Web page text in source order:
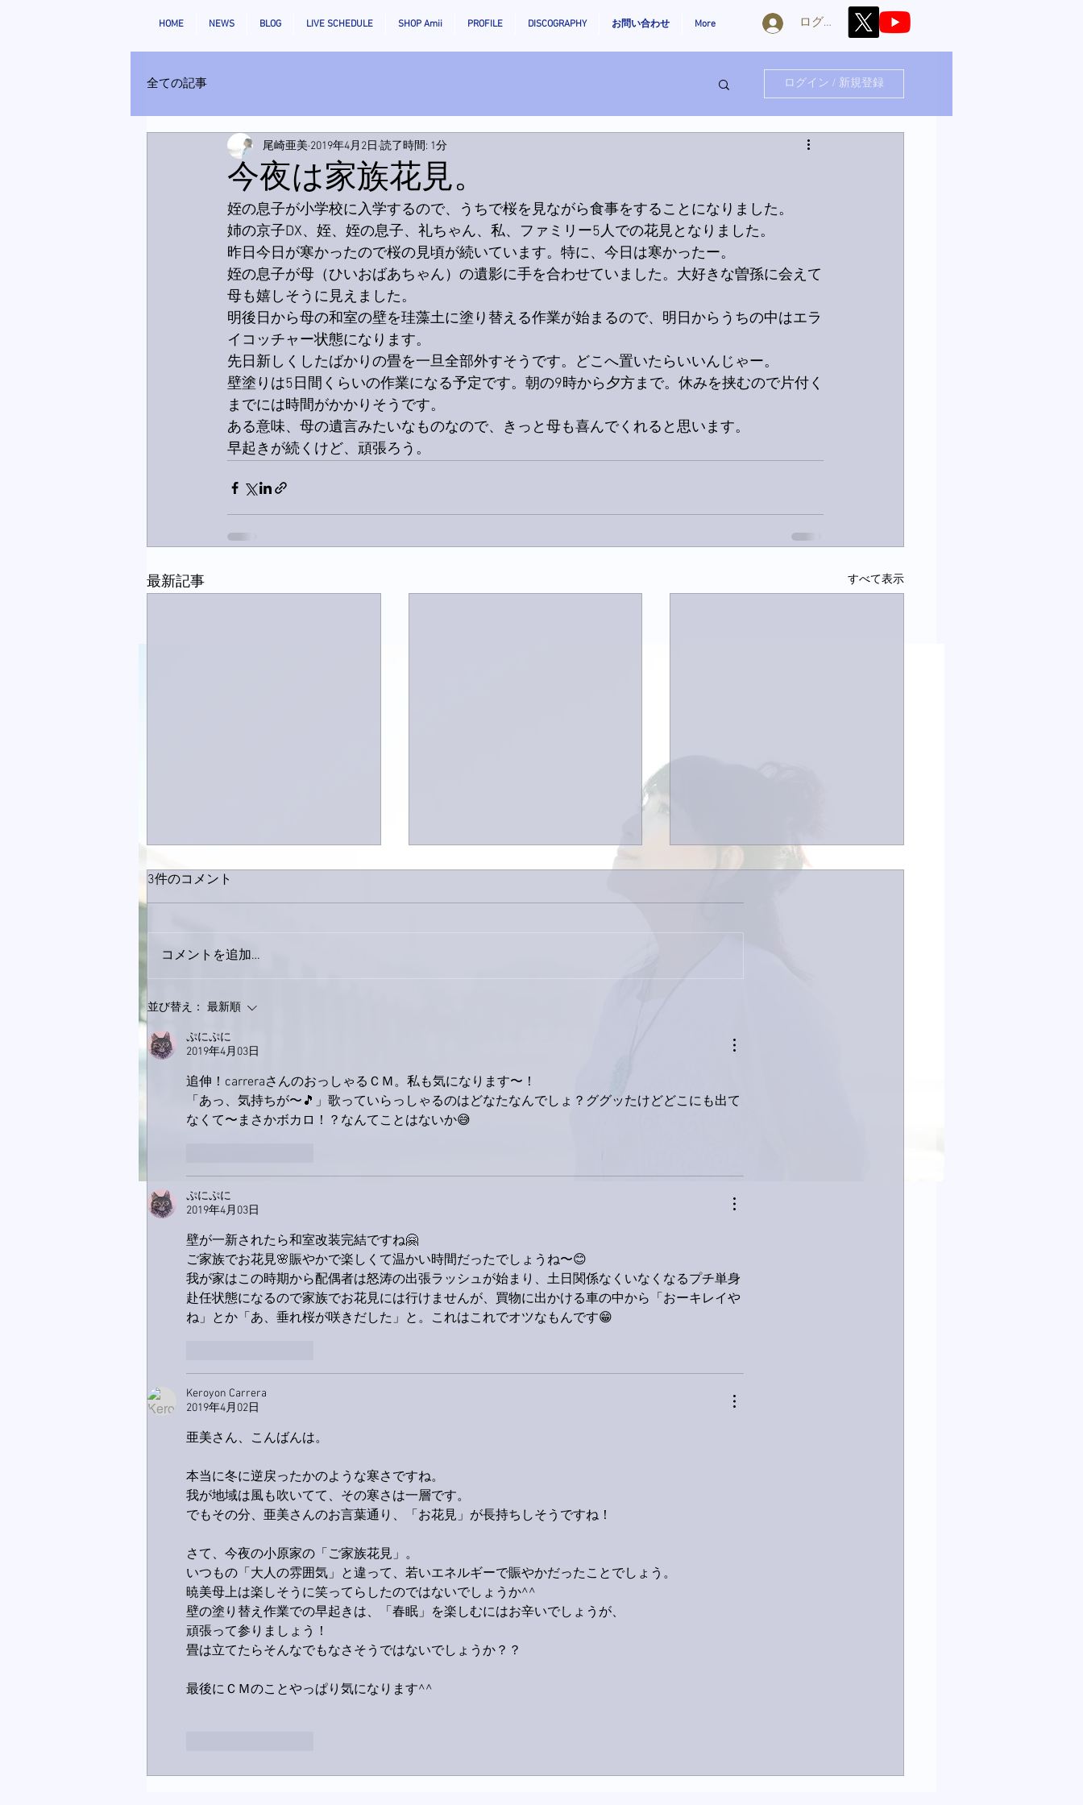
HOME NEWS BLOG LIVE SCHEDULE SHOP Amii PROFILE DISCOGRAPHY お問い合わせ More ログイン
全ての記事 ログイン / 新規登録
今夜は家族花見。
尾崎亜美 2019年4月2日 読了時間: 1分
姪の息子が小学校に入学するので、うちで桜を見ながら食事をすることになりました。
姉の京子DX、姪、姪の息子、礼ちゃん、私、ファミリー5人での花見となりました。
昨日今日が寒かったので桜の見頃が続いています。特に、今日は寒かったー。
姪の息子が母（ひいおばあちゃん）の遺影に手を合わせていました。大好きな曽孫に会えて
母も嬉しそうに見えました。
明後日から母の和室の壁を珪藻土に塗り替える作業が始まるので、明日からうちの中はエラ
イコッチャー状態になります。
先日新しくしたばかりの畳を一旦全部外すそうです。どこへ置いたらいいんじゃー。
壁塗りは5日間くらいの作業になる予定です。朝の9時から夕方まで。休みを挟むので片付く
までには時間がかかりそうです。
ある意味、母の遺言みたいなものなので、きっと母も喜んでくれると思います。
早起きが続くけど、頑張ろう。
最新記事 すべて表示
9月23日「amiism」リリー
3件のコメント
コメントを追加…
並び替え： 最新順
ぷにぷに
2019年4月03日
追伸！carreraさんのおっしゃるＣＭ。私も気になります〜！
「あっ、気持ちが〜🎵」歌っていらっしゃるのはどなたなんでしょ？ググッたけどどこにも出て
なくて〜まさかボカロ！？なんてことはないか😅
ぷにぷに
2019年4月03日
壁が一新されたら和室改装完結ですね🤗
ご家族でお花見🌸賑やかで楽しくて温かい時間だったでしょうね〜😊
我が家はこの時期から配偶者は怒涛の出張ラッシュが始まり、土日関係なくいなくなるプチ単身
赴任状態になるので家族でお花見には行けませんが、買物に出かける車の中から「おーキレイや
ね」とか「あ、垂れ桜が咲きだした」と。これはこれでオツなもんです😁
Keroyon Carrera
2019年4月02日
亜美さん、こんばんは。
本当に冬に逆戻ったかのような寒さですね。
我が地域は風も吹いてて、その寒さは一層です。
でもその分、亜美さんのお言葉通り、「お花見」が長持ちしそうですね！
さて、今夜の小原家の「ご家族花見」。
いつもの「大人の雰囲気」と違って、若いエネルギーで賑やかだったことでしょう。
暁美母上は楽しそうに笑ってらしたのではないでしょうか^^
壁の塗り替え作業での早起きは、「春眠」を楽しむにはお辛いでしょうが、
頑張って参りましょう！
畳は立てたらそんなでもなさそうではないでしょうか？？
最後にＣＭのことやっぱり気になります^^